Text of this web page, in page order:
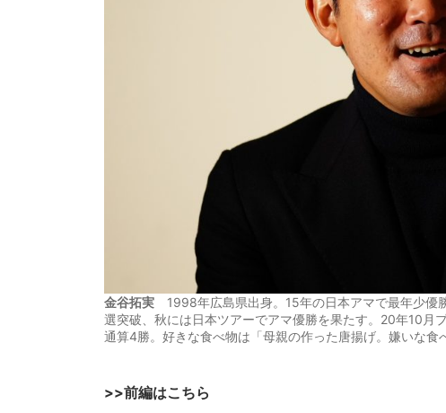
金谷拓実
1998年広島県出身。15年の日本アマで最年少優
選突破、秋には日本ツアーでアマ優勝を果たす。20年10月
通算4勝。好きな食べ物は「母親の作った唐揚げ。嫌いな食
>>前編はこちら